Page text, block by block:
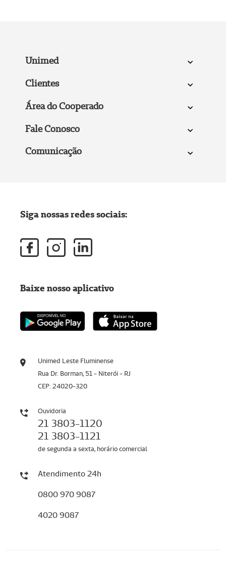
Unimed
Clientes
Área do Cooperado
Fale Conosco
Comunicação
Unimed Leste Fluminense
Rua Dr. Borman, 51 - Niterói - RJ
CEP: 24020-320
Ouvidoria
21 3803-1120
21 3803-1121
de segunda a sexta, horário comercial
Atendimento 24h
0800 970 9087
4020 9087
Siga nossas redes sociais:
Baixe nosso aplicativo